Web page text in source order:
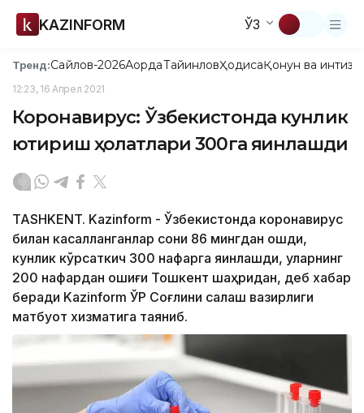
KAZINFORM ЎЗ
Тренд:Сайлов-2026АқордаТайинловҲодисаҚонун ва
12:23, 16 Апрел 2021
Коронавирус: Ўзбекистонда кунлик
юқтириш ҳолатлари 300га яқинлашди
TASHKENT. Kazinform - Ўзбекистонда коронавирус
билан касалланганлар сони 86 мингдан ошди,
кунлик кўрсаткич 300 нафарга яқинлашди, уларнинг
200 нафардан ошиғи Тошкент шаҳридан, деб хабар
беради Kazinform ЎР Соғлиқни сақлаш вазирлиги
матбуот хизматига таяниб.